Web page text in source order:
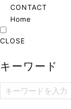
CONTACT
Home
CLOSE
キーワード